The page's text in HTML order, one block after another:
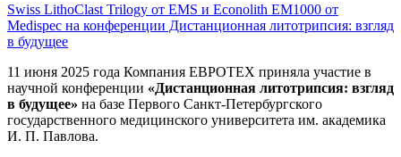
Swiss LithoClast Trilogy от EMS и Econolith ЕМ1000 от
Medispec на конференции Дистанционная литотрипсия: взгляд
в будущее
11 июня 2025 года Компания ЕВРОТЕХ приняла участие в
научной конференции «Дистанционная литотрипсия: взгляд
в будущее» на базе Первого Санкт-Петербургского
государственного медицинского университета им. академика
И. П. Павлова.